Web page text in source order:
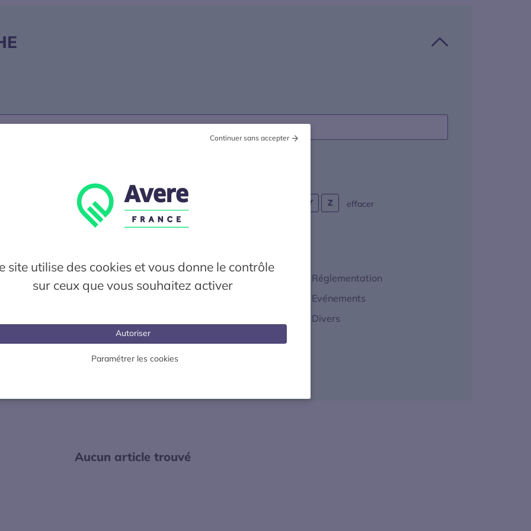
site utilise des cookies et vous donne le contrôle
sur ceux que vous souhaitez activer
Autoriser
Continuer sans accepter
Paramétrer les cookies
O P Q R S Y Z effacerla sélection
d'entreprise et
La mobilité électrique en
action
Réglementation
Evénements
Divers
RÉINITIALISER LES FILTRES
Aucun article trouvé